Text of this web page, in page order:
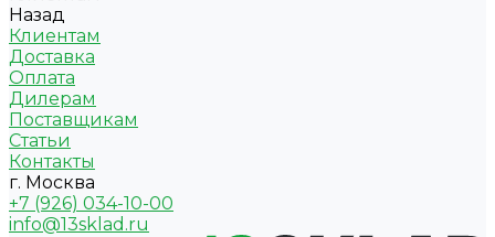
Назад
Клиентам
Доставка
Оплата
Дилерам
Поставщикам
Статьи
Контакты
г. Москва
+7 (926) 034-10-00
info@13sklad.ru